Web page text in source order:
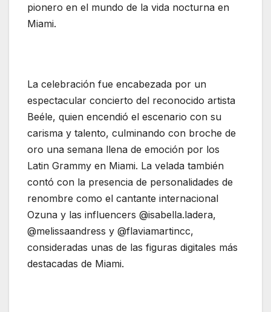
pionero en el mundo de la vida nocturna en
Miami.
La celebración fue encabezada por un
espectacular concierto del reconocido artista
Beéle, quien encendió el escenario con su
carisma y talento, culminando con broche de
oro una semana llena de emoción por los
Latin Grammy en Miami. La velada también
contó con la presencia de personalidades de
renombre como el cantante internacional
Ozuna y las influencers @isabella.ladera,
@melissaandress y @flaviamartincc,
consideradas unas de las figuras digitales más
destacadas de Miami.